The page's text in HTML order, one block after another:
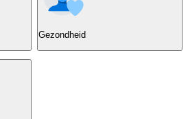
Gezondheid